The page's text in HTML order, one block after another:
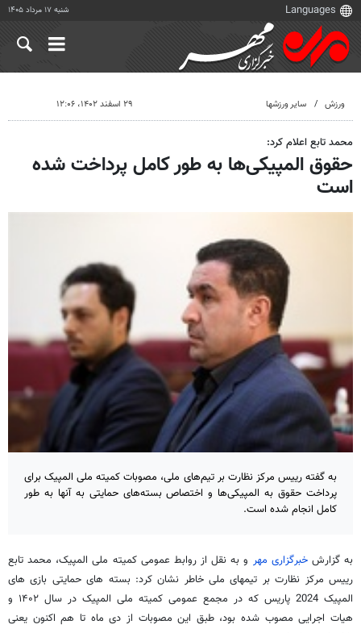
شنبه ۱۷ مرداد ۱۴۰۵
ورزش سایر ورزشها ۲۹ اسفند ۱۴۰۲، ۱۲:۰۶
محمد تابع اعلام کرد:
حقوق المپیکی‌ها به طور کامل پرداخت شده
است
به گفته رییس مرکز نظارت بر تیم‌های ملی، مصوبات کمیته ملی المپیک برای
پرداخت حقوق به المپیکی‌ها و اختصاص بسته‌های حمایتی به آنها به طور
کامل انجام شده است.
به گزارشخبرگزاری مهر و به نقل از روابط عمومی کمیته ملی المپیک، محمد تابع
رییس مرکز نظارت بر تیمهای ملی خاطر نشان کرد: بسته های حمایتی بازی های
المپیک 2024 پاریس که در مجمع عمومی کمیته ملی المپیک در سال ۱۴۰۲ و
هیات اجرایی مصوب شده بود، طبق این مصوبات از دی ماه تا هم اکنون یعنی